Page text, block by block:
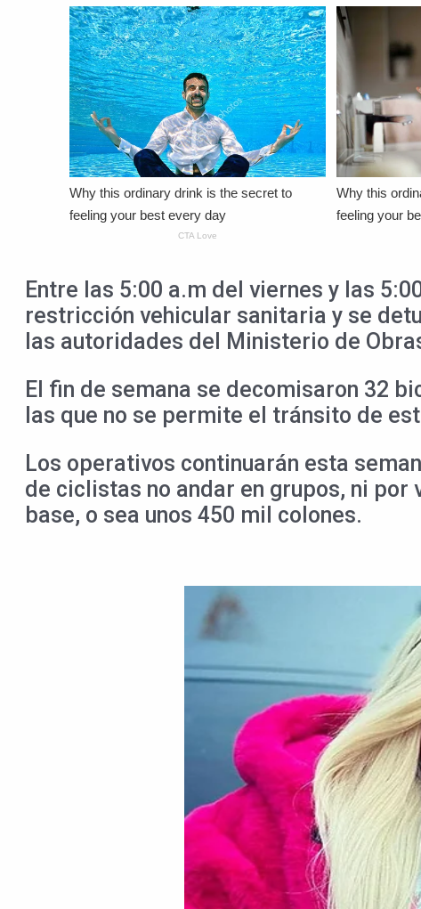
Entre las 5:00 a.m del viernes y las
restricción vehicular sanitaria y se
las autoridades del Ministerio de
El fin de semana se decomisaron 32
las que no se permite el tránsito de
Los operativos continuarán esta
de ciclistas no andar en grupos, ni
base, o sea unos 450 mil colones.